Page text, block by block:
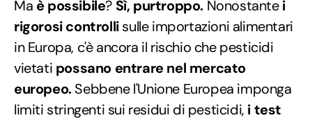
Ma è possibile? Sì, purtroppo. Nonostantei
rigorosi controllisulle importazioni alimentari
in Europa, c'è ancora il rischio che pesticidi
vietati possano entrare nel mercato
europeo.Sebbene l'Unione Europea imponga
limiti stringenti sui residui di pesticidi, i test